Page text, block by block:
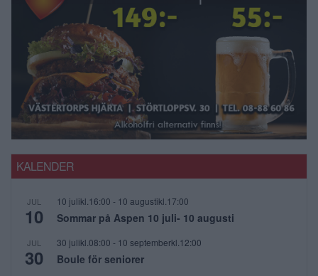
KALENDER
JUL
10
10 julikl.16:00 - 10 augustikl.17:00
Sommar på Aspen 10 juli- 10 augusti
JUL
30
30 julikl.08:00 - 10 septemberkl.12:00
Boule för seniorer